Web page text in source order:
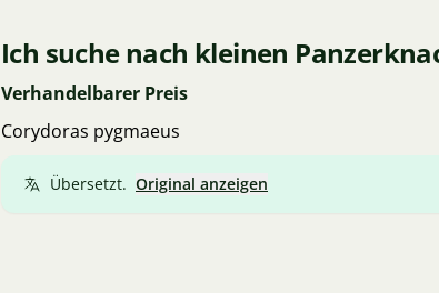
Ich suche nach kleinen
Verhandelbarer Preis
Corydoras pygmaeus
Übersetzt. Original anzeigen